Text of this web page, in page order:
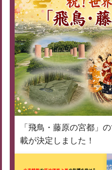
「飛鳥・藤原の宮都」
載が決定しました！